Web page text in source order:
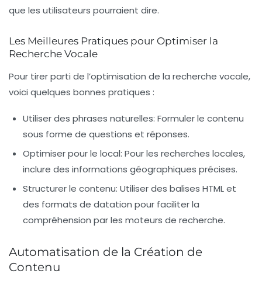
que les utilisateurs pourraient dire.
Les Meilleures Pratiques pour Optimiser la
Recherche Vocale
Pour tirer parti de l’optimisation de la recherche vocale,
voici quelques bonnes pratiques :
Utiliser des phrases naturelles: Formuler le contenu
sous forme de questions et réponses.
Optimiser pour le local: Pour les recherches locales,
inclure des informations géographiques précises.
Structurer le contenu: Utiliser des balises HTML et
des formats de datation pour faciliter la
compréhension par les moteurs de recherche.
Automatisation de la Création de
Contenu